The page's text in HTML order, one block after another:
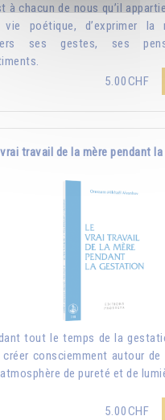
à chacun de nous qu’il
vie poétique, d’exprimer la
ses gestes, ses
5.00CHF
vrai travail de la mère pendant
tout le temps de la
consciemment autour
de pureté et de
5.00CHF